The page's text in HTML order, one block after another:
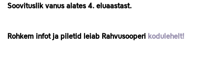
Soovituslik vanus alates 4. eluaastast.
Rohkem infot ja piletid leiab Rahvusooperi kodulehelt!